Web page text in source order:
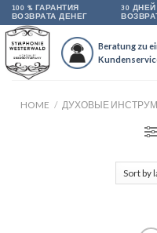
Skip
to
content
100 % ГАРАНТИЯ
ВОЗВРАТА ДЕНЕГ
30
Beratung zu
HOME / ДУХОВЫЕ